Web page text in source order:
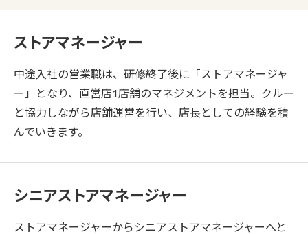
ストアマネージャー
中途入社の営業職は、研修終了後に「ストアマネージャ
ー」となり、直営店1店舗のマネジメントを担当。クルー
と協力しながら店舗運営を行い、店長としての経験を積
んでいきます。
シニアストアマネージャー
ストアマネージャーからシニアストアマネージャーへと